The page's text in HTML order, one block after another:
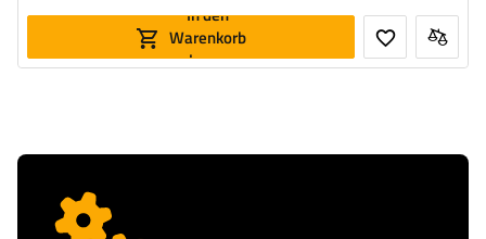
In den
Warenkorb
legen